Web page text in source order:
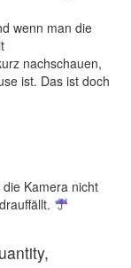
wenn man die
nachschauen,
ist. Das ist doch
Kamera nicht